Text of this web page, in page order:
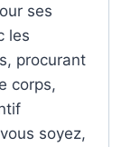
ses
les
procurant
corps,
soyez,